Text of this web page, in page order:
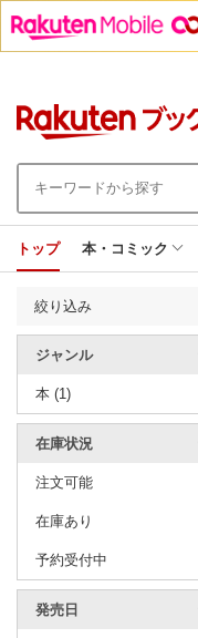
トップ 本・コミック
絞り込み
ジャンル
本 (1)
在庫状況
注文可能
在庫あり
予約受付中
発売日